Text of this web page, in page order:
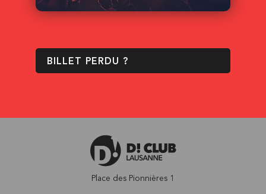
BILLET PERDU ?
Place des Pionnières 1